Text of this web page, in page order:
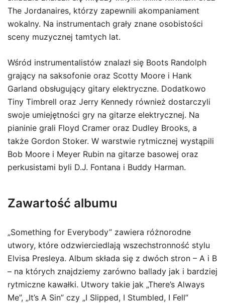
The Jordanaires, którzy zapewnili akompaniament
wokalny. Na instrumentach grały znane osobistości
sceny muzycznej tamtych lat.
Wśród instrumentalistów znalazł się Boots Randolph
grający na saksofonie oraz Scotty Moore i Hank
Garland obsługujący gitary elektryczne. Dodatkowo
Tiny Timbrell oraz Jerry Kennedy również dostarczyli
swoje umiejętności gry na gitarze elektrycznej. Na
pianinie grali Floyd Cramer oraz Dudley Brooks, a
także Gordon Stoker. W warstwie rytmicznej wystąpili
Bob Moore i Meyer Rubin na gitarze basowej oraz
perkusistami byli D.J. Fontana i Buddy Harman.
Zawartość albumu
„Something for Everybody” zawiera różnorodne
utwory, które odzwierciedlają wszechstronność stylu
Elvisa Presleya. Album składa się z dwóch stron – A i B
– na których znajdziemy zarówno ballady jak i bardziej
rytmiczne kawałki. Utwory takie jak „There’s Always
Me”, „It’s A Sin” czy „I Slipped, I Stumbled, I Fell”